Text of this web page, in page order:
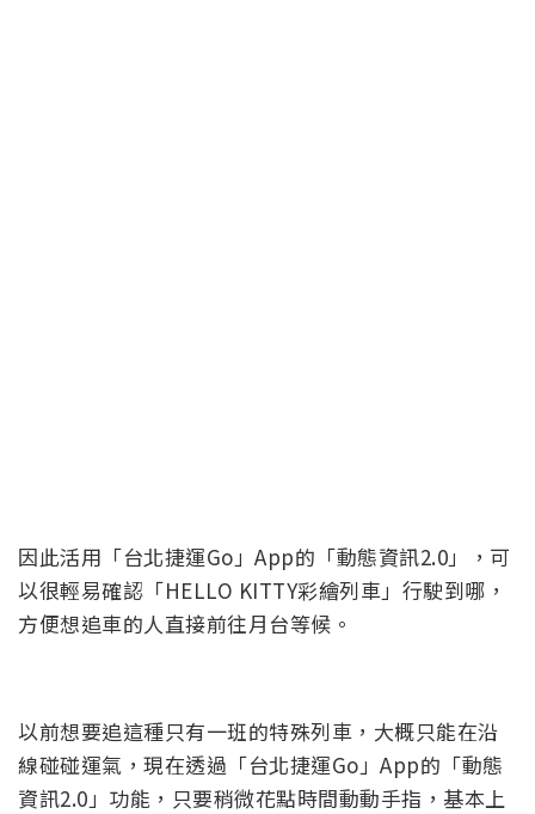
因此活用「台北捷運Go」App的「動態資訊2.0」，可
以很輕易確認「HELLO KITTY彩繪列車」行駛到哪，
方便想追車的人直接前往月台等候。
以前想要追這種只有一班的特殊列車，大概只能在沿
線碰碰運氣，現在透過「台北捷運Go」App的「動態
資訊2.0」功能，只要稍微花點時間動動手指，基本上